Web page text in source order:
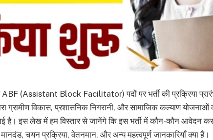
ABF (Assistant Block Facilitator) पदों पर भर्ती की प्रक्रिया
ग्रामीण विकास, प्रशासनिक निगरानी, और सामाजिक कल्याण योजनाओं
है। इस लेख में हम विस्तार से जानेंगे कि इस भर्ती में कौन-कौन आवेदन कर
चयन प्रक्रिया, वेतनमान, और अन्य महत्वपूर्ण जानकारियाँ क्या हैं।